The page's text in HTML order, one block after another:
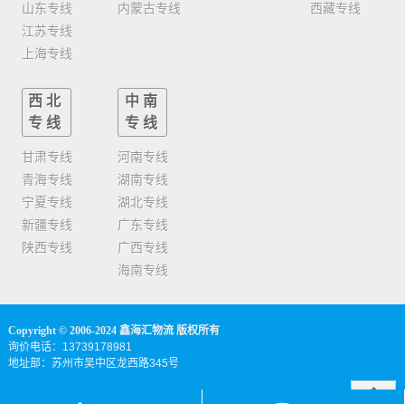
山东专线
江苏专线
上海专线
内蒙古专线
西藏专线
西北
专线
甘肃专线
青海专线
宁夏专线
新疆专线
陕西专线
中南
专线
河南专线
湖南专线
湖北专线
广东专线
广西专线
海南专线
Copyright © 2006-2024 鑫海汇物流 版权所有
询价电话：13739178981
地址部：苏州市吴中区龙西路345号